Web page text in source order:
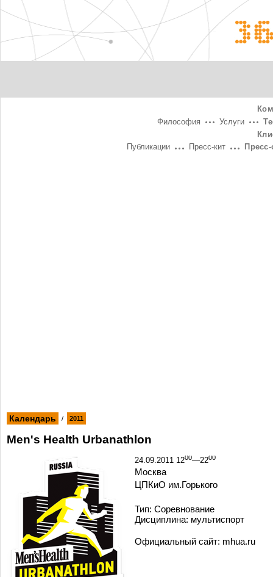
Услуги
Философия
Пресс-кит
Публикации
Календарь / 2011
Men's Health Urbanathlon
24.09.2011 1200—2200
Москва
ЦПКиО им.Горького
Тип: Cоревнование
Дисциплина: мультиспорт
Официальный сайт: mhua.ru